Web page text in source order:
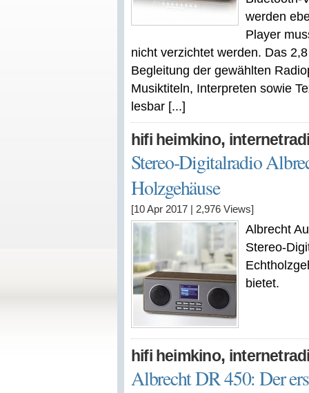
werden
Player
nicht verzichtet werden. Das
Begleitung der gewählten
Musiktiteln, Interpreten sowie
lesbar [...]
hifi heimkino,
Stereo-Digitalradio
Holzgehäuse
[10 Apr 2017 2,976 Views]
Albrecht
Stereo-
bietet.
hifi heimkino,
Albrecht DR 450: Der